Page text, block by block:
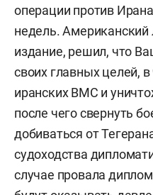
операции против
недель. Американский
издание, решил, что
своих главных целей,
иранских ВМС и
после чего свернуть
добиваться от
судоходства
случае провала